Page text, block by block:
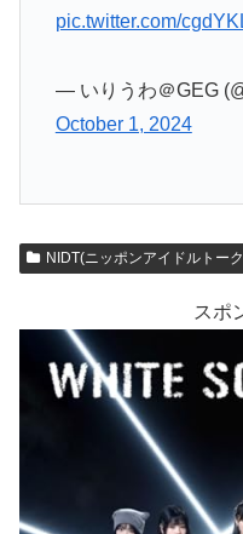
pic.twitter.com/
— いりうわ＠GEG
October 1, 2024
NIDT(ニッポンアイドルトー
スポ